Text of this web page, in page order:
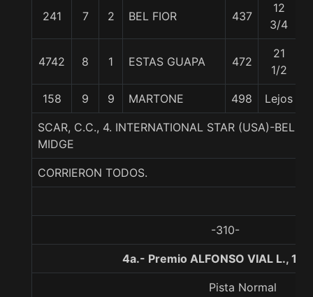
241 7 2 BEL FIOR 437
12
3/4
4742 8 1 ESTAS GUAPA 472
21
1/2
158 9 9 MARTONE 498 Lejos
SCAR, C.C., 4. INTERNATIONAL STAR (USA)-
MIDGE
CORRIERON TODOS.
-310-
4a.- Premio ALFONSO VIAL L.,
Pista Normal